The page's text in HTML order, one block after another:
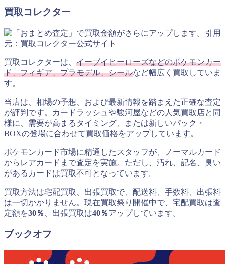
買取コレクター
引用
元：買取コレクター公式サイト
買取コレクターは、 イーブイヒーローズなどのポケモンカー
ド、フィギア、プラモデル、シールなど幅広く買取していま
す。
当店は、相場の予想、および最新情報を踏まえた正確な査定
が評判です。カードラッシュや駿河屋などの人気買取店と同
様に、需要が高まるタイミング、または新しいパック・
BOXの登場に合わせて買取価格をアップしています。
ポケモンカード市場に精通したスタッフが、ノーマルカード
からレアカードまで査定を実施。ただし、汚れ、記名、臭い
があるカードは買取不可となっています。
買取方法は宅配買取、出張買取で、配送料、手数料、出張料
は一切かかりません。現在買取祭り開催中で、宅配買取は査
定額を30％ 、出張買取は40％アップしています。
ブックオフ